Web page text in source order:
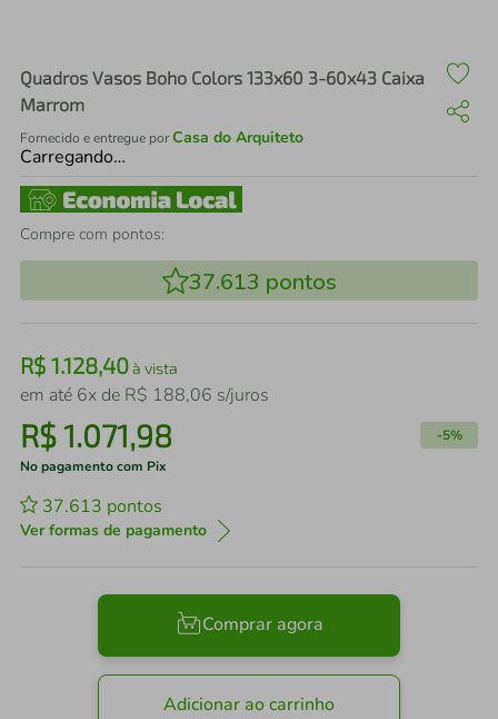
Quadros Vasos Boho Colors 133x60 3-60x43 Caixa
Marrom
Fornecido e entregue porCasa do Arquiteto
Carregando…
Compre com pontos:
37.613 pontos
R$ 1.128,40à vista
em até 6x de R$ 188,06 s/juros
R$1.071,98 -5%
No pagamento com Pix
37.613 pontos
Ver formas de pagamento
Comprar agora
Adicionar ao carrinho